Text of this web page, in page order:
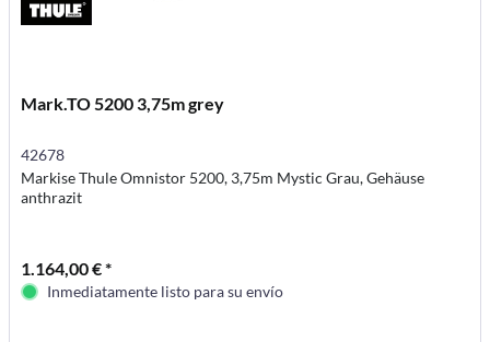
Mark.TO 5200 3,75m grey
42678
Markise Thule Omnistor 5200, 3,75m Mystic Grau, Gehäuse
anthrazit
1.164,00 € *
Inmediatamente listo para su envío